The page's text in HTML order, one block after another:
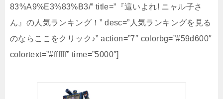
83%A9%E3%83%B3/” title=”『這いよれ! ニャル子さ
ん』の人気ランキング！” desc=”人気ランキングを見る
のならここをクリック♪” action=”7″ colorbg=”#59d600″
colortext=”#ffffff” time=”5000″]